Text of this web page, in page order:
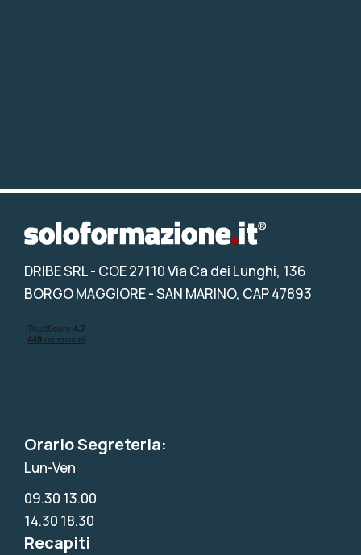
DRIBE SRL- COE 27110 Via Ca dei Lunghi, 136
BORGO MAGGIORE - SAN MARINO, CAP 47893
Orario Segreteria:
Lun-Ven
09.30 13.00
14.30 18.30
Recapiti